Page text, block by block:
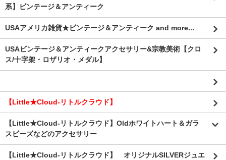
系】ビンテージ＆アンティーク
USAアメリカ雑貨★ビンテージ＆アンティーク and more...
USAビンテージ＆アンティークアクセサリー&宗教美術【クロ
ス/十字架・ロザリオ・メダル】
.
【Little★Cloud-リトルクラウド】
【Little★Cloud-リトルクラウド】Oldホワイトハート＆ガラ
スビーズなどのアクセサリー
【Little★Cloud-リトルクラウド】 オリジナルSILVERジュエ